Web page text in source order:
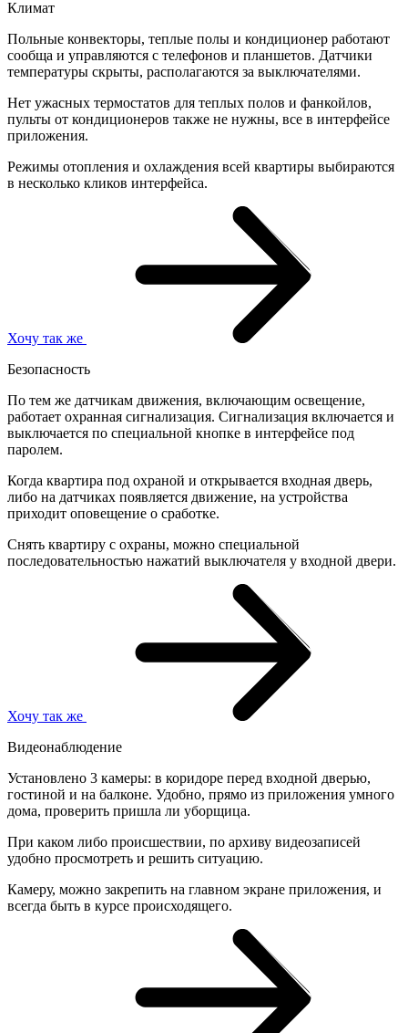
Климат
Польные конвекторы, теплые полы и кондиционер работают
сообща и управляются с телефонов и планшетов. Датчики
температуры скрыты, располагаются за выключателями.
Нет ужасных термостатов для теплых полов и фанкойлов,
пульты от кондиционеров также не нужны, все в интерфейсе
приложения.
Режимы отопления и охлаждения всей квартиры выбираются
в несколько кликов интерфейса.
Хочу так же
Безопасность
По тем же датчикам движения, включающим освещение,
работает охранная сигнализация. Сигнализация включается и
выключается по специальной кнопке в интерфейсе под
паролем.
Когда квартира под охраной и открывается входная дверь,
либо на датчиках появляется движение, на устройства
приходит оповещение о сработке.
Снять квартиру с охраны, можно специальной
последовательностью нажатий выключателя у входной двери.
Хочу так же
Видеонаблюдение
Установлено 3 камеры: в коридоре перед входной дверью,
гостиной и на балконе. Удобно, прямо из приложения умного
дома, проверить пришла ли уборщица.
При каком либо происшествии, по архиву видеозаписей
удобно просмотреть и решить ситуацию.
Камеру, можно закрепить на главном экране приложения, и
всегда быть в курсе происходящего.